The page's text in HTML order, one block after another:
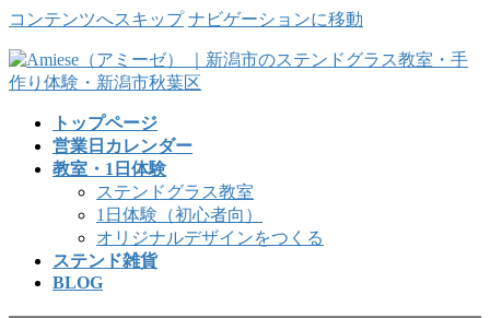
コンテンツへスキップ ナビゲーションに移動
トップページ
営業日カレンダー
教室・1日体験
ステンドグラス教室
1日体験（初心者向）
オリジナルデザインをつくる
ステンド雑貨
BLOG